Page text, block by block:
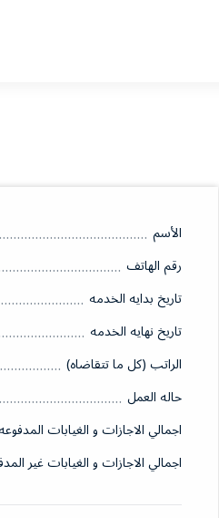
الأسم
رقم الهاتف
تاريخ بدايه الخدمه
تاريخ نهايه الخدمه
الراتب (كل ما تتقاضاه)
حاله العمل
اجمالي الاجازات و الغيابات المدفوعه
اجمالي الاجازات و الغيابات غير